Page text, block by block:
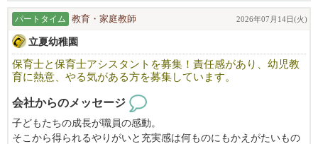
【本多屋タスティン】
Instagram：@hondaya_ts_official
https://www.instagram.com/hondaya_ts_official/
【割烹本多ファウンテンバレー】
Instagram：@kappo_honda_official
https://www.instagram.com/kappo_honda_official/
パートタイム 教育・家庭教師 2026年07月14日(火)
立夏幼稚園
保育士と保育士アシスタントを募集！責任感があり、幼児教
育に熱意、やる気がある方を募集しています。
会社からのメッセージ
子どもたちの成長が職員の感動。
そこから得られるやりがいと充実感は何ものにもかえがたいもの